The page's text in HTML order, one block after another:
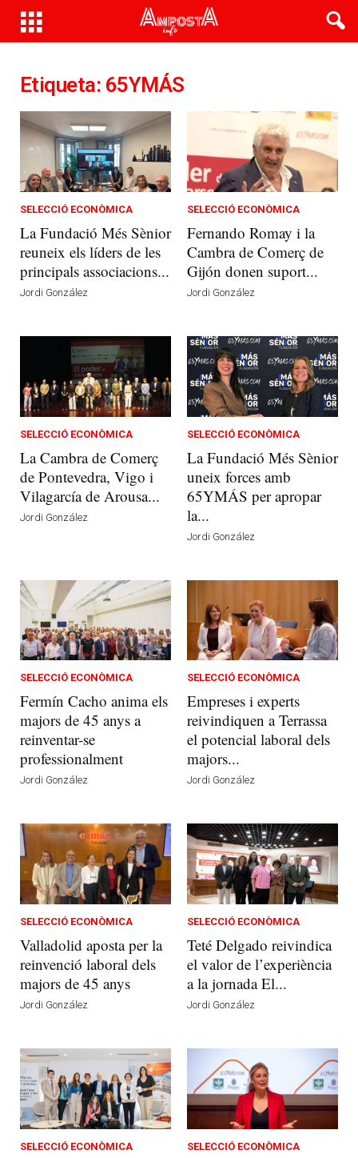
Etiqueta: 65YMÁS
SELECCIÓ ECONÒMICA
La Fundació Més Sènior
reuneix els líders de les
principals associacions...
Jordi González
SELECCIÓ ECONÒMICA
Fernando Romay i la
Cambra de Comerç de
Gijón donen suport...
Jordi González
SELECCIÓ ECONÒMICA
La Cambra de Comerç
de Pontevedra, Vigo i
Vilagarcía de Arousa...
Jordi González
SELECCIÓ ECONÒMICA
La Fundació Més Sènior
uneix forces amb
65YMÁS per apropar
la...
Jordi González
SELECCIÓ ECONÒMICA
Fermín Cacho anima els
majors de 45 anys a
reinventar-se
professionalment
Jordi González
SELECCIÓ ECONÒMICA
Empreses i experts
reivindiquen a Terrassa
el potencial laboral dels
majors...
Jordi González
SELECCIÓ ECONÒMICA
Valladolid aposta per la
reinvenció laboral dels
majors de 45 anys
Jordi González
SELECCIÓ ECONÒMICA
Teté Delgado reivindica
el valor de l’experiència
a la jornada El...
Jordi González
SELECCIÓ ECONÒMICA SELECCIÓ ECONÒMICA